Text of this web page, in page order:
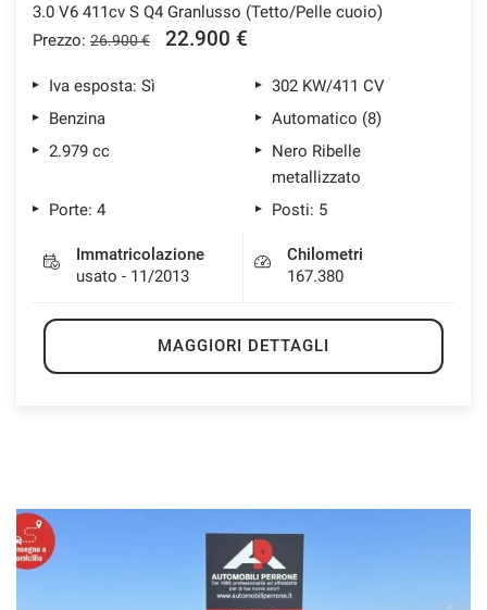
3.0 V6 411cv S Q4 Granlusso (Tetto/Pelle cuoio)
Prezzo: 26.900 € 22.900 €
Iva esposta: Sì
302 KW/411 CV
Benzina
Automatico (8)
2.979 cc
Nero Ribelle
metallizzato
Porte: 4
Posti: 5
Immatricolazione
usato - 11/2013
Chilometri
167.380
MAGGIORI DETTAGLI